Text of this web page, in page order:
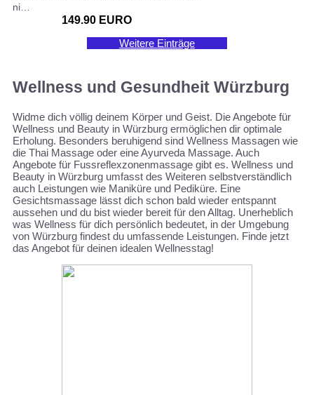
ni…
149.90 EURO
Weitere Einträge
Wellness und Gesundheit Würzburg
Widme dich völlig deinem Körper und Geist. Die Angebote für
Wellness und Beauty in Würzburg ermöglichen dir optimale
Erholung. Besonders beruhigend sind Wellness Massagen wie
die Thai Massage oder eine Ayurveda Massage. Auch
Angebote für Fussreflexzonenmassage gibt es. Wellness und
Beauty in Würzburg umfasst des Weiteren selbstverständlich
auch Leistungen wie Maniküre und Pediküre. Eine
Gesichtsmassage lässt dich schon bald wieder entspannt
aussehen und du bist wieder bereit für den Alltag. Unerheblich
was Wellness für dich persönlich bedeutet, in der Umgebung
von Würzburg findest du umfassende Leistungen. Finde jetzt
das Angebot für deinen idealen Wellnesstag!